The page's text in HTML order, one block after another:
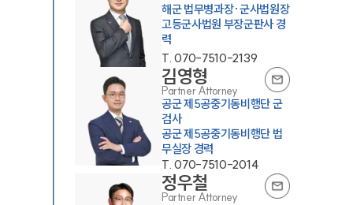
해군 법무병과장·군사법원장
고등군사법원 부장군판사 경
력
T.070-7510-2139
김영형
Partner Attorney
공군 제5공중기동비행단 군
검사
공군 제5공중기동비행단 법
무실장 경력
T.070-7510-2014
정우철
Partner Attorney